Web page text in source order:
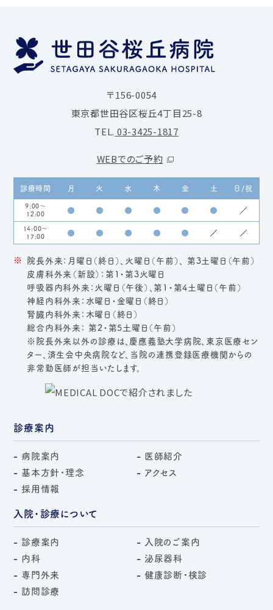
〒156-0054
東京都世田谷区桜丘4丁目25-8
TEL. 03-3425-1817
WEBでのご予約
診療時間 月 火 水 木 金 土 日/祝
9:00～
12:00
● ● ● ● ● ● ／
14:00～
17:00
● ● ● ● ● ／ ／
院長外来：月曜日（終日）、火曜日（午前）、 第3土曜日（午前）
皮膚科外来（新設）：第1・第3火曜日
呼吸器内科外来：火曜日（午後）、第1・第4土曜日（午前）
神経内科外来：水曜日・金曜日（終日）
腎臓内科外来：木曜日（終日）
総合内科外来： 第2・第5土曜日（午前）
※院長外来以外の診療は、慶應義塾大学病院、東京医療セン
ター、済生会中央病院など、当院の連携登録医療機関からの
非常勤医師が担当いたします。
診療案内
病院案内
医師紹介
基本方針・理念
アクセス
採用情報
入院・診療について
診療案内
入院のご案内
内科
泌尿器科
専門外来
健康診断・検診
訪問診療